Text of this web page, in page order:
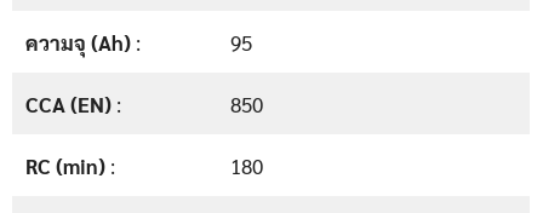
ความจุ (Ah) : 95
CCA (EN) : 850
RC (min) : 180